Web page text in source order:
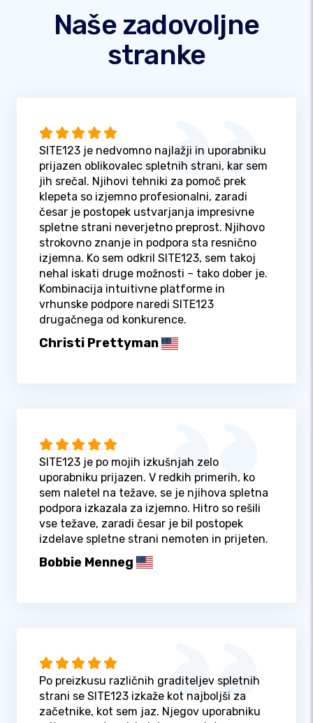
Naše zadovoljne
stranke
SITE123 je nedvomno najlažji in uporabniku
prijazen oblikovalec spletnih strani, kar sem
jih srečal. Njihovi tehniki za pomoč prek
klepeta so izjemno profesionalni, zaradi
česar je postopek ustvarjanja impresivne
spletne strani neverjetno preprost. Njihovo
strokovno znanje in podpora sta resnično
izjemna. Ko sem odkril SITE123, sem takoj
nehal iskati druge možnosti – tako dober je.
Kombinacija intuitivne platforme in
vrhunske podpore naredi SITE123
drugačnega od konkurence.
Christi Prettyman
SITE123 je po mojih izkušnjah zelo
uporabniku prijazen. V redkih primerih, ko
sem naletel na težave, se je njihova spletna
podpora izkazala za izjemno. Hitro so rešili
vse težave, zaradi česar je bil postopek
izdelave spletne strani nemoten in prijeten.
Bobbie Menneg
Po preizkusu različnih graditeljev spletnih
strani se SITE123 izkaže kot najboljši za
začetnike, kot sem jaz. Njegov uporabniku